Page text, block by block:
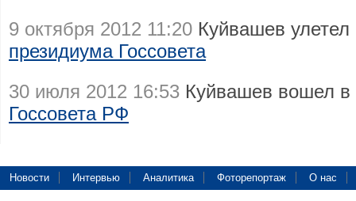
9 октября 2012 11:20 Куйвашев
президиума Госсовета
30 июля 2012 16:53 Куйвашев вошел в
Госсовета РФ
Новости Интервью Аналитика Фоторепортаж О нас